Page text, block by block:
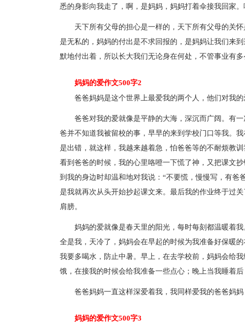
悉的身影向我走了，啊，是妈妈，妈妈打着伞接我回家。
天下所有父母的担心是一样的，天下所有父母的关怀
是无私的，妈妈的付出是不求回报的，是妈妈让我们来
默地付出着，所以长大我们无论身在何处，不管事业有
妈妈的爱作文500字2
爸爸妈妈是这个世界上最爱我的两个人，他们对我的
爸爸对我的爱就像是平静的大海，深沉而广阔。有一
爸并不知道我被留校的事，早早的来到学校门口等我。
是出错，就这样，我越来越着急，怕爸爸等的不耐烦教
看到爸爸的时候，我的心里咯噔一下慌了神，又把课文
到我的身边时却温和地对我说：“不要慌，慢慢写，有爸
是我就再次从头开始抄起课文来。最后我的作业终于过
肩膀。
妈妈的爱就像是春天里的阳光，每时每刻都温暖着我
全是我，天冷了，妈妈会在早起的时候为我准备好保暖
我要多喝水，防止中暑。早上，在去学校前，妈妈会给
饿，在接我的时候会给我准备一些点心；晚上当我睡着
爸爸妈妈一直这样深爱着我，我同样爱我的爸爸妈妈
妈妈的爱作文500字3